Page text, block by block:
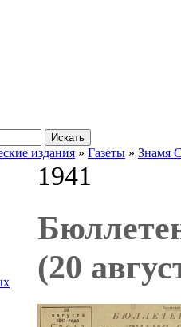
Искать
издания » Газеты » Знамя
1941
(20